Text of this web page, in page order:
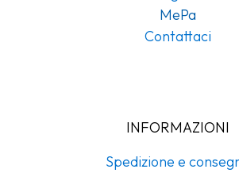
MePa
Contattaci
INFORMAZIONI
Spedizione e